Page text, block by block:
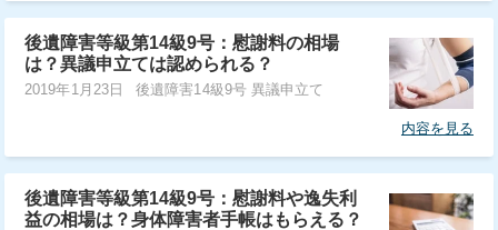
後遺障害等級第14級9号：慰謝料の相場
は？異議申立ては認められる？
2019年1月23日 後遺障害14級9号 異議申立て
内容を見る
後遺障害等級第14級9号：慰謝料や逸失利
益の相場は？身体障害者手帳はもらえる？